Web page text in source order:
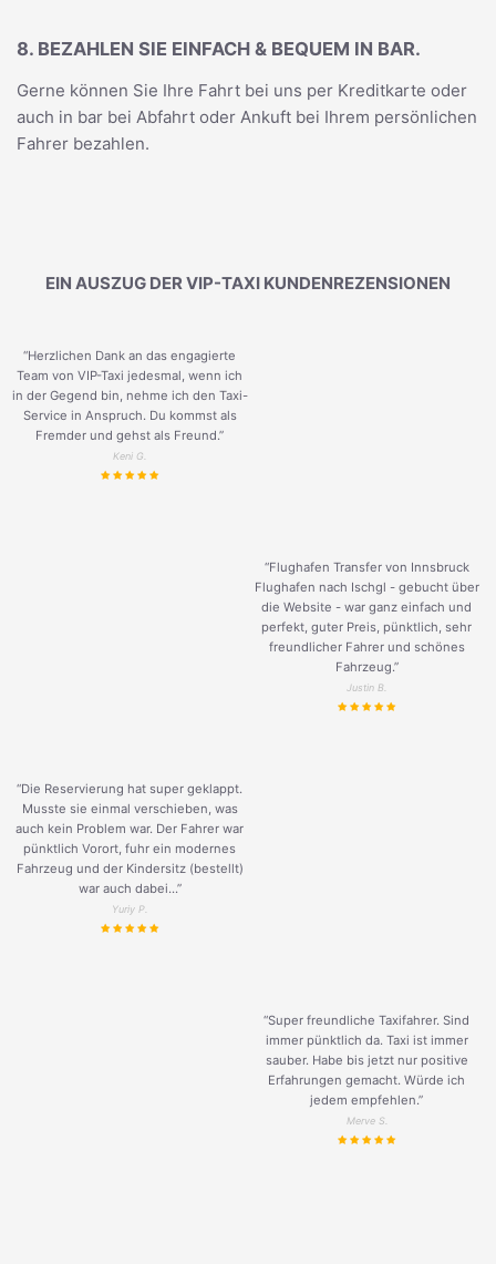
8. BEZAHLEN SIE EINFACH & BEQUEM IN BAR.
Gerne können Sie Ihre Fahrt bei uns per Kreditkarte oder
auch in bar bei Abfahrt oder Ankuft bei Ihrem persönlichen
Fahrer bezahlen.
EIN AUSZUG DER VIP-TAXI KUNDENREZENSIONEN
“Herzlichen Dank an das engagierte
Team von VIP-Taxi jedesmal, wenn ich
in der Gegend bin, nehme ich den Taxi-
Service in Anspruch. Du kommst als
Fremder und gehst als Freund.”
Keni G.
“Flughafen Transfer von Innsbruck
Flughafen nach Ischgl - gebucht über
die Website - war ganz einfach und
perfekt, guter Preis, pünktlich, sehr
freundlicher Fahrer und schönes
Fahrzeug.”
Justin B.
“Die Reservierung hat super geklappt.
Musste sie einmal verschieben, was
auch kein Problem war. Der Fahrer war
pünktlich Vorort, fuhr ein modernes
Fahrzeug und der Kindersitz (bestellt)
war auch dabei...”
Yuriy P.
“Super freundliche Taxifahrer. Sind
immer pünktlich da. Taxi ist immer
sauber. Habe bis jetzt nur positive
Erfahrungen gemacht. Würde ich
jedem empfehlen.”
Merve S.